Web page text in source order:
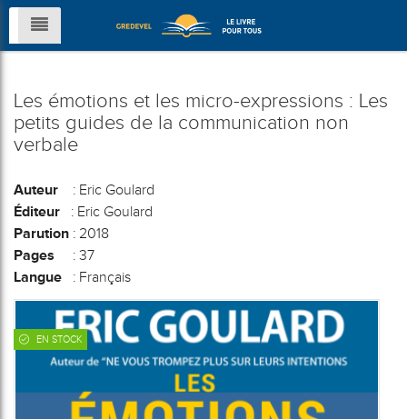
Les émotions et les micro-expressions : Les
petits guides de la communication non
verbale
Auteur : Eric Goulard
Éditeur : Eric Goulard
Parution : 2018
Pages : 37
Langue : Français
EN STOCK